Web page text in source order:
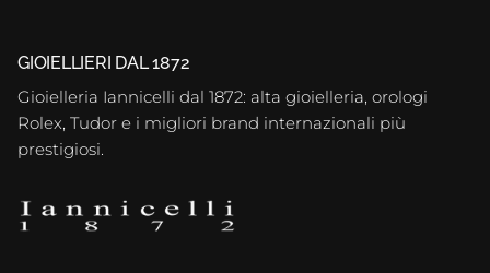
GIOIELLIERI DAL 1872
Gioielleria Iannicelli dal 1872: alta gioielleria, orologi
Rolex, Tudor e i migliori brand internazionali più
prestigiosi.